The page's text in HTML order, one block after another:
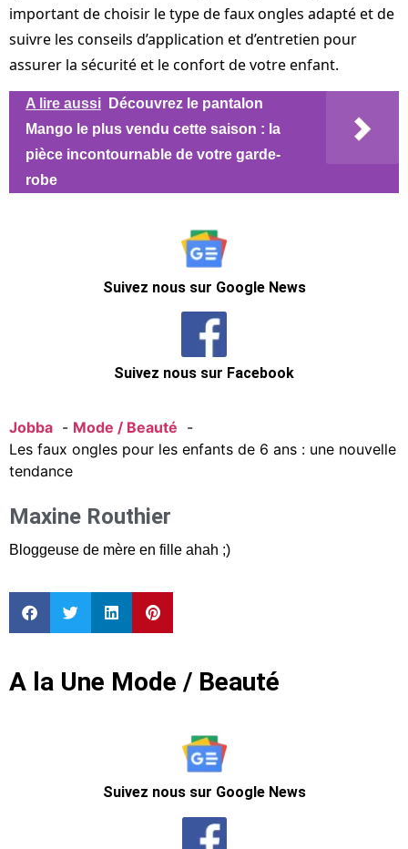
important de choisir le type de faux ongles adapté et de
suivre les conseils d’application et d’entretien pour
assurer la sécurité et le confort de votre enfant.
A lire aussi
Découvrez le pantalon
Mango le plus vendu cette saison : la
pièce incontournable de votre garde-
robe
Suivez nous sur Google News
Suivez nous sur Facebook
Jobba
Mode / Beauté
Les faux ongles pour les enfants de 6 ans : une nouvelle
tendance
Maxine Routhier
Bloggeuse de mère en fille ahah ;)
A la Une Mode / Beauté
Suivez nous sur Google News